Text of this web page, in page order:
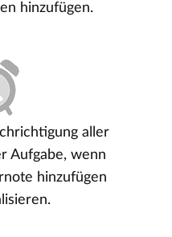
hinzufügen.
aller
Aufgabe, wenn
hinzufügen